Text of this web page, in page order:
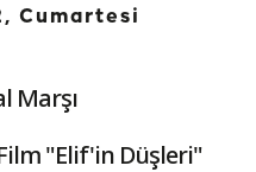
Cumartesi
Marşı
"Elif'in Düşleri"